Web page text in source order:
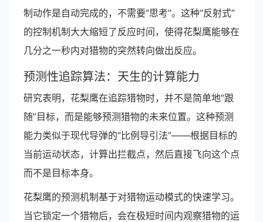
制动作是自动完成的，不需要“思考”。这种“反射式”
的控制机制大大缩短了反应时间，使得花梨鹰能够在
几分之一秒内对猎物的突然转向做出反应。
预测性追踪算法：天生的计算能力
研究表明，花梨鹰在追踪猎物时，并不是简单地“跟
随”目标，而是能够预测猎物的未来位置。这种预测
能力类似于现代导弹的“比例导引法”——根据目标的
当前运动状态，计算出拦截点，然后直接飞向这个点
而不是目标本身。
花梨鹰的预测机制基于对猎物运动模式的快速学习。
当它锁定一个猎物后，会在极短时间内观察猎物的运